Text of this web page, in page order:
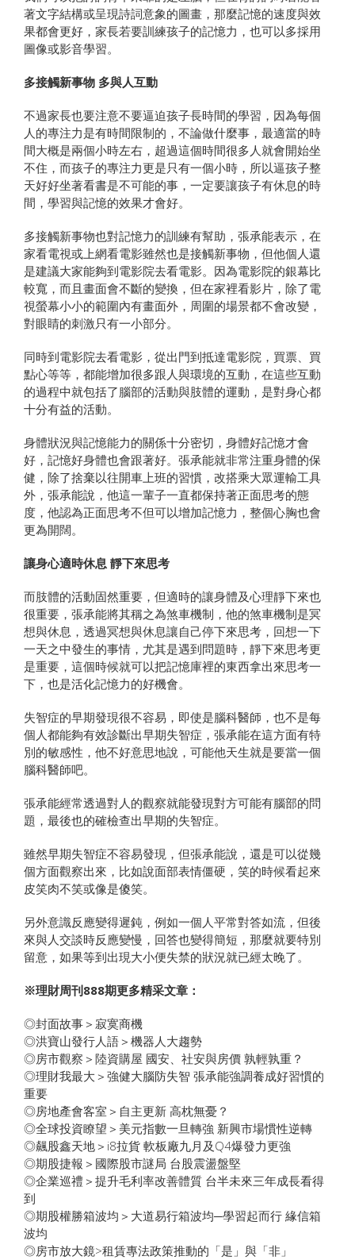
著文字結構或呈現詩詞意象的圖畫，那麼記憶的速度與效
果都會更好，家長若要訓練孩子的記憶力，也可以多採用
圖像或影音學習。
多接觸新事物 多與人互動
不過家長也要注意不要逼迫孩子長時間的學習，因為每個
人的專注力是有時間限制的，不論做什麼事，最適當的時
間大概是兩個小時左右，超過這個時間很多人就會開始坐
不住，而孩子的專注力更是只有一個小時，所以逼孩子整
天好好坐著看書是不可能的事，一定要讓孩子有休息的時
間，學習與記憶的效果才會好。
多接觸新事物也對記憶力的訓練有幫助，張承能表示，在
家看電視或上網看電影雖然也是接觸新事物，但他個人還
是建議大家能夠到電影院去看電影。因為電影院的銀幕比
較寬，而且畫面會不斷的變換，但在家裡看影片，除了電
視螢幕小小的範圍內有畫面外，周圍的場景都不會改變，
對眼睛的刺激只有一小部分。
同時到電影院去看電影，從出門到抵達電影院，買票、買
點心等等，都能增加很多跟人與環境的互動，在這些互動
的過程中就包括了腦部的活動與肢體的運動，是對身心都
十分有益的活動。
身體狀況與記憶能力的關係十分密切，身體好記憶才會
好，記憶好身體也會跟著好。張承能就非常注重身體的保
健，除了捨棄以往開車上班的習慣，改搭乘大眾運輸工具
外，張承能說，他這一輩子一直都保持著正面思考的態
度，他認為正面思考不但可以增加記憶力，整個心胸也會
更為開闊。
讓身心適時休息 靜下來思考
而肢體的活動固然重要，但適時的讓身體及心理靜下來也
很重要，張承能將其稱之為煞車機制，他的煞車機制是冥
想與休息，透過冥想與休息讓自己停下來思考，回想一下
一天之中發生的事情，尤其是遇到問題時，靜下來思考更
是重要，這個時候就可以把記憶庫裡的東西拿出來思考一
下，也是活化記憶力的好機會。
失智症的早期發現很不容易，即使是腦科醫師，也不是每
個人都能夠有效診斷出早期失智症，張承能在這方面有特
別的敏感性，他不好意思地說，可能他天生就是要當一個
腦科醫師吧。
張承能經常透過對人的觀察就能發現對方可能有腦部的問
題，最後也的確檢查出早期的失智症。
雖然早期失智症不容易發現，但張承能說，還是可以從幾
個方面觀察出來，比如說面部表情僵硬，笑的時候看起來
皮笑肉不笑或像是傻笑。
另外意識反應變得遲鈍，例如一個人平常對答如流，但後
來與人交談時反應變慢，回答也變得簡短，那麼就要特別
留意，如果等到出現大小便失禁的狀況就已經太晚了。
※理財周刊888期更多精采文章：
◎封面故事＞寂寞商機
◎洪寶山發行人語＞機器人大趨勢
◎房市觀察＞陸資購屋 國安、社安與房價 孰輕孰重？
◎理財我最大＞強健大腦防失智 張承能強調養成好習慣的
重要
◎房地產會客室＞自主更新 高枕無憂？
◎全球投資瞭望＞美元指數一旦轉強 新興市場慣性逆轉
◎飆股鑫天地＞i8拉貨 軟板廠九月及Q4爆發力更強
◎期股捷報＞國際股市謎局 台股震盪盤堅
◎企業巡禮＞提升毛利率改善體質 台半未來三年成長看得
到
◎期股權勝箱波均＞大道易行箱波均─學習起而行 緣信箱
波均
◎房市放大鏡>租賃專法政策推動的「是」與「非」